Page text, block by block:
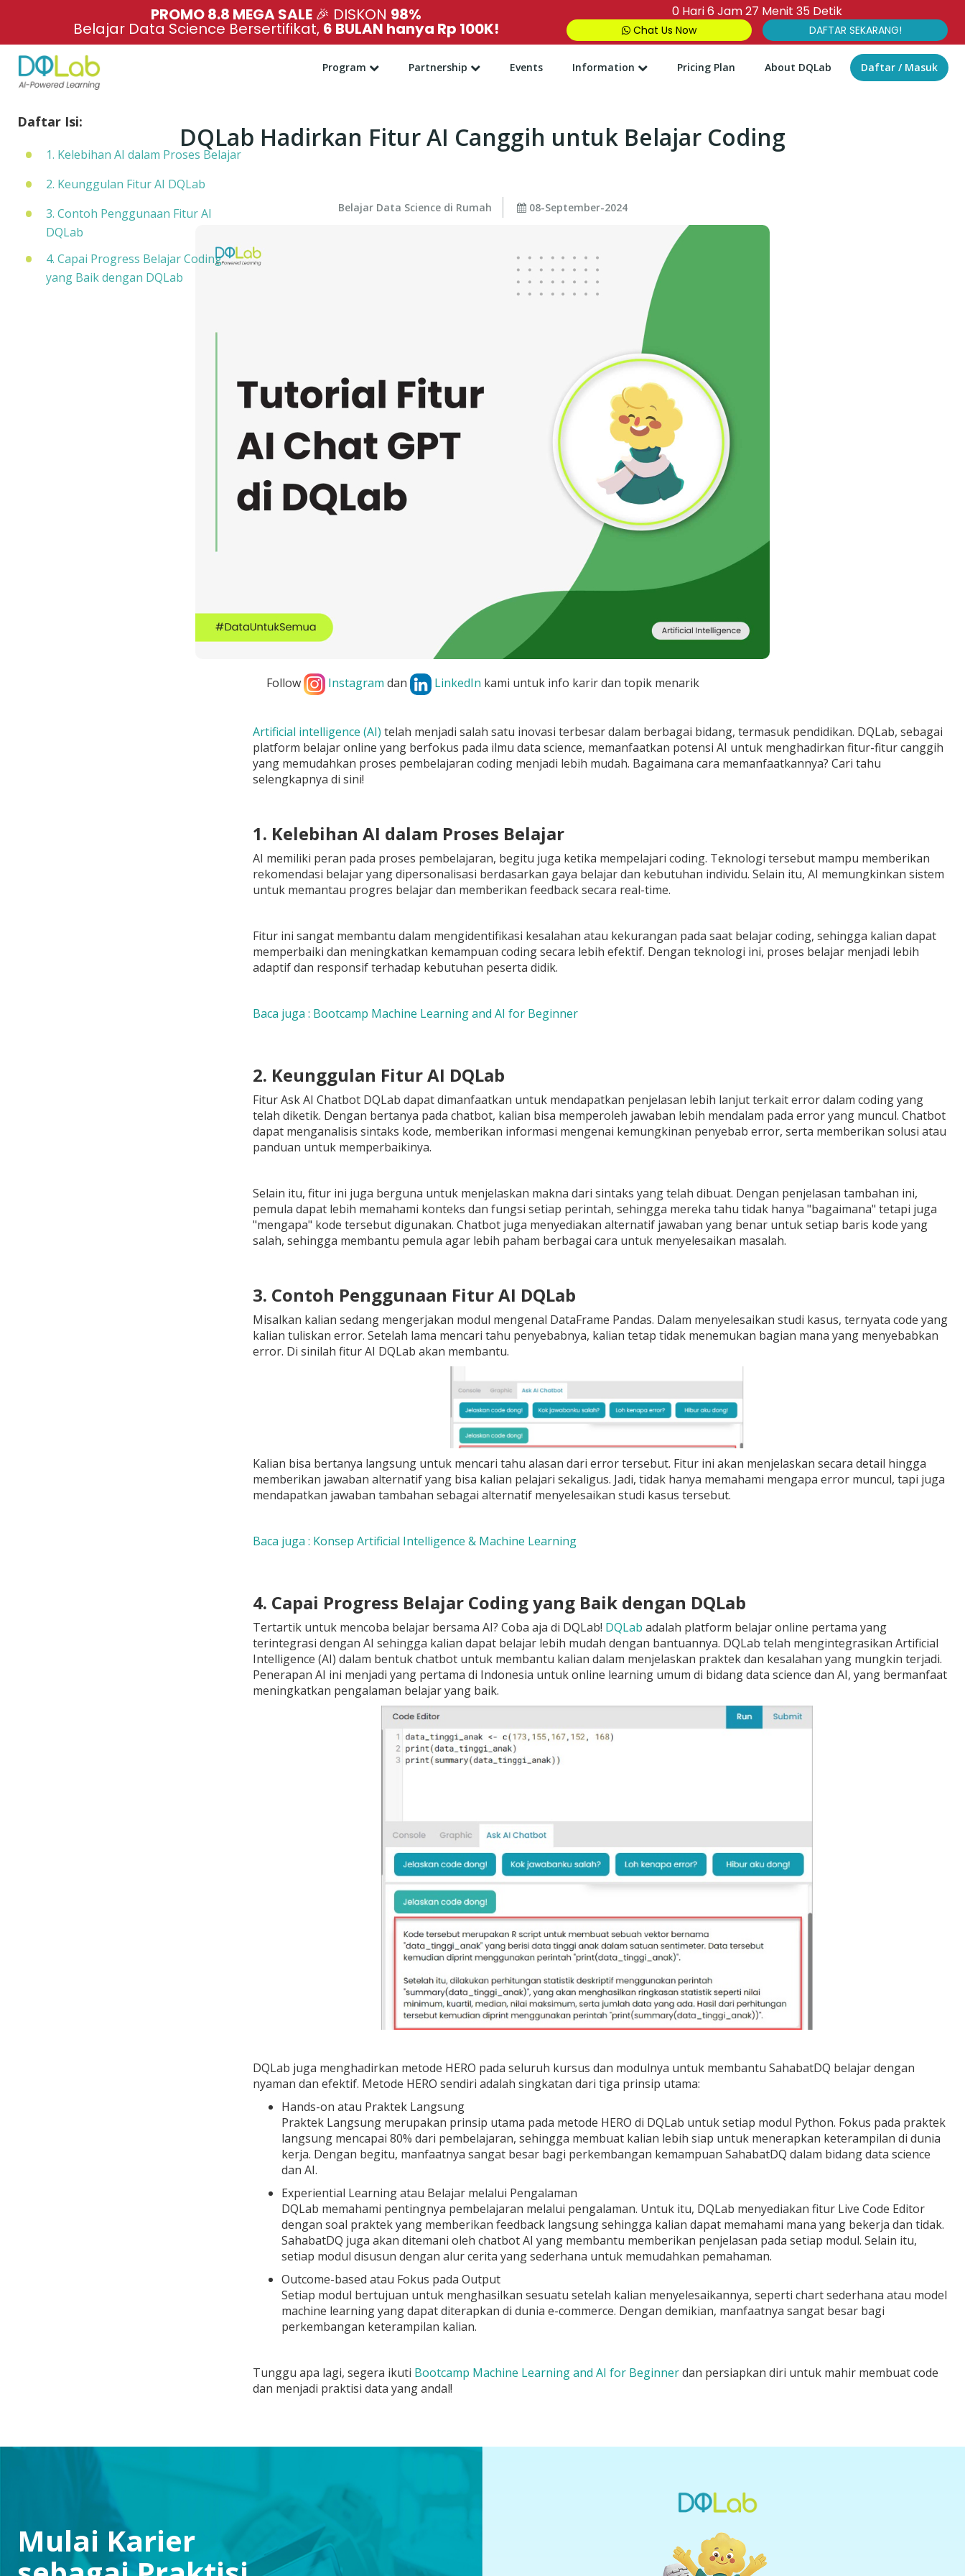
PROMO 8.8 MEGA SALE 🎉 DISKON 98%
Belajar Data Science Bersertifikat, 6 BULAN hanya Rp 100K!
0 Hari6 Jam27 Menit33 Detik
Chat Us Now DAFTAR SEKARANG!
Program Partnership Events Information Pricing Plan About DQLab Daftar / Masuk
DQLab Hadirkan Fitur AI Canggih untuk Belajar Coding
Belajar Data Science di Rumah 08-September-2024
Follow Instagram dan LinkedIn kami untuk info karir dan topik menarik
Daftar Isi:
1. Kelebihan AI dalam Proses Belajar
2. Keunggulan Fitur AI DQLab
3. Contoh Penggunaan Fitur AI
DQLab
4. Capai Progress Belajar Coding
yang Baik dengan DQLab
Artificial intelligence (AI) telah menjadi salah satu inovasi terbesar dalam berbagai bidang, termasuk pendidikan. DQLab, sebagai
platform belajar online yang berfokus pada ilmu data science, memanfaatkan potensi AI untuk menghadirkan fitur-fitur canggih
yang memudahkan proses pembelajaran coding menjadi lebih mudah. Bagaimana cara memanfaatkannya? Cari tahu
selengkapnya di sini!
1. Kelebihan AI dalam Proses Belajar
AI memiliki peran pada proses pembelajaran, begitu juga ketika mempelajari coding. Teknologi tersebut mampu memberikan
rekomendasi belajar yang dipersonalisasi berdasarkan gaya belajar dan kebutuhan individu. Selain itu, AI memungkinkan sistem
untuk memantau progres belajar dan memberikan feedback secara real-time.
Fitur ini sangat membantu dalam mengidentifikasi kesalahan atau kekurangan pada saat belajar coding, sehingga kalian dapat
memperbaiki dan meningkatkan kemampuan coding secara lebih efektif. Dengan teknologi ini, proses belajar menjadi lebih
adaptif dan responsif terhadap kebutuhan peserta didik.
Baca juga : Bootcamp Machine Learning and AI for Beginner
2. Keunggulan Fitur AI DQLab
Fitur Ask AI Chatbot DQLab dapat dimanfaatkan untuk mendapatkan penjelasan lebih lanjut terkait error dalam coding yang
telah diketik. Dengan bertanya pada chatbot, kalian bisa memperoleh jawaban lebih mendalam pada error yang muncul. Chatbot
dapat menganalisis sintaks kode, memberikan informasi mengenai kemungkinan penyebab error, serta memberikan solusi atau
panduan untuk memperbaikinya.
Selain itu, fitur ini juga berguna untuk menjelaskan makna dari sintaks yang telah dibuat. Dengan penjelasan tambahan ini,
pemula dapat lebih memahami konteks dan fungsi setiap perintah, sehingga mereka tahu tidak hanya "bagaimana" tetapi juga
"mengapa" kode tersebut digunakan. Chatbot juga menyediakan alternatif jawaban yang benar untuk setiap baris kode yang
salah, sehingga membantu pemula agar lebih paham berbagai cara untuk menyelesaikan masalah.
3. Contoh Penggunaan Fitur AI DQLab
Misalkan kalian sedang mengerjakan modul mengenal DataFrame Pandas. Dalam menyelesaikan studi kasus, ternyata code yang
kalian tuliskan error. Setelah lama mencari tahu penyebabnya, kalian tetap tidak menemukan bagian mana yang menyebabkan
error. Di sinilah fitur AI DQLab akan membantu.
Kalian bisa bertanya langsung untuk mencari tahu alasan dari error tersebut. Fitur ini akan menjelaskan secara detail hingga
memberikan jawaban alternatif yang bisa kalian pelajari sekaligus. Jadi, tidak hanya memahami mengapa error muncul, tapi juga
mendapatkan jawaban tambahan sebagai alternatif menyelesaikan studi kasus tersebut.
Baca juga : Konsep Artificial Intelligence & Machine Learning
4. Capai Progress Belajar Coding yang Baik dengan DQLab
Tertartik untuk mencoba belajar bersama AI? Coba aja di DQLab! DQLab adalah platform belajar online pertama yang
terintegrasi dengan AI sehingga kalian dapat belajar lebih mudah dengan bantuannya. DQLab telah mengintegrasikan Artificial
Intelligence (AI) dalam bentuk chatbot untuk membantu kalian dalam menjelaskan praktek dan kesalahan yang mungkin terjadi.
Penerapan AI ini menjadi yang pertama di Indonesia untuk online learning umum di bidang data science dan AI, yang bermanfaat
meningkatkan pengalaman belajar yang baik.
DQLab juga menghadirkan metode HERO pada seluruh kursus dan modulnya untuk membantu SahabatDQ belajar dengan
nyaman dan efektif. Metode HERO sendiri adalah singkatan dari tiga prinsip utama:
Hands-on atau Praktek Langsung
Praktek Langsung merupakan prinsip utama pada metode HERO di DQLab untuk setiap modul Python. Fokus pada praktek
langsung mencapai 80% dari pembelajaran, sehingga membuat kalian lebih siap untuk menerapkan keterampilan di dunia
kerja. Dengan begitu, manfaatnya sangat besar bagi perkembangan kemampuan SahabatDQ dalam bidang data science
dan AI.
Experiential Learning atau Belajar melalui Pengalaman
DQLab memahami pentingnya pembelajaran melalui pengalaman. Untuk itu, DQLab menyediakan fitur Live Code Editor
dengan soal praktek yang memberikan feedback langsung sehingga kalian dapat memahami mana yang bekerja dan tidak.
SahabatDQ juga akan ditemani oleh chatbot AI yang membantu memberikan penjelasan pada setiap modul. Selain itu,
setiap modul disusun dengan alur cerita yang sederhana untuk memudahkan pemahaman.
Outcome-based atau Fokus pada Output
Setiap modul bertujuan untuk menghasilkan sesuatu setelah kalian menyelesaikannya, seperti chart sederhana atau model
machine learning yang dapat diterapkan di dunia e-commerce. Dengan demikian, manfaatnya sangat besar bagi
perkembangan keterampilan kalian.
Tunggu apa lagi, segera ikuti Bootcamp Machine Learning and AI for Beginnerdan persiapkan diri untuk mahir membuat code
dan menjadi praktisi data yang andal!
Mulai Karier